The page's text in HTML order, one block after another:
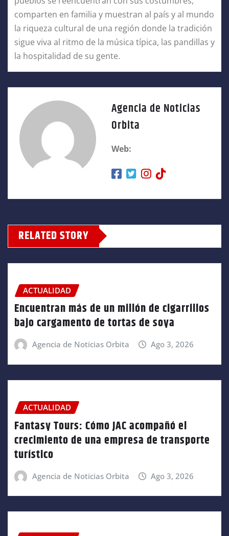
comparten en familia y muestran al país y al mundo
la riqueza cultural de una región donde la tradición
sigue viva al ritmo de la música típica, las pandillas y
la hospitalidad de su gente.
Agencia de Noticias
Orbita
Web:
RELATED STORY
ACTUALIDAD
Encuentran más de un millón de cigarrillos
bajo cargamento de tortas de soya
Agencia de Noticias Orbita Ago 3, 2026
ACTUALIDAD
Fantasy Tours: Cómo JAC acompañó el
crecimiento de una empresa de transporte
turístico
Agencia de Noticias Orbita Ago 3, 2026